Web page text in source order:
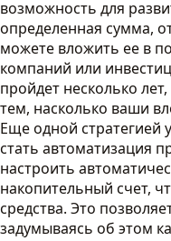
возможность для
определенная сумма,
можете вложить ее в
компаний или
пройдет несколько
тем, насколько ваши
Еще одной
стать автоматизация
настроить
накопительный счет,
средства. Это
задумываясь об этом